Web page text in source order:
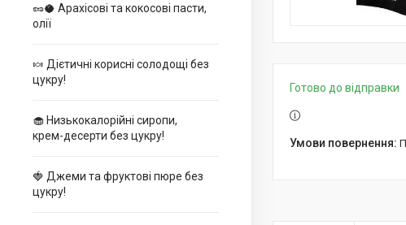
🥜🥥 Арахісові та кокосові пасти,
олії
🍬 Дієтичні корисні солодощі без
цукру!
🧁 Низькокалорійні сиропи,
крем-десерти без цукру!
🍓 Джеми та фруктові пюре без
цукру!
Готово до відправки